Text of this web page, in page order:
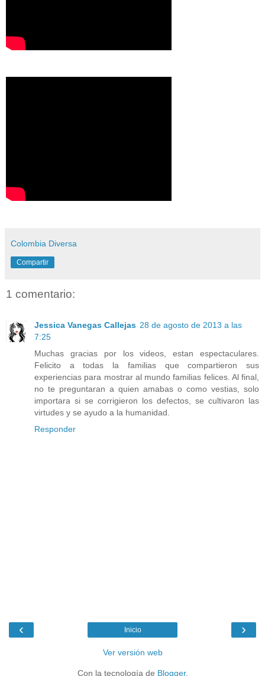
Colombia Diversa
Compartir
1 comentario:
Jessica Vanegas Callejas 28 de agosto de 2013 a las
7:25
Muchas gracias por los videos, estan espectaculares.
Felicito a todas la familias que compartieron sus
experiencias para mostrar al mundo familias felices. Al final,
no te preguntaran a quien amabas o como vestias, solo
importara si se corrigieron los defectos, se cultivaron las
virtudes y se ayudo a la humanidad.
Responder
‹ ›
Inicio
Ver versión web
Con la tecnología de Blogger.